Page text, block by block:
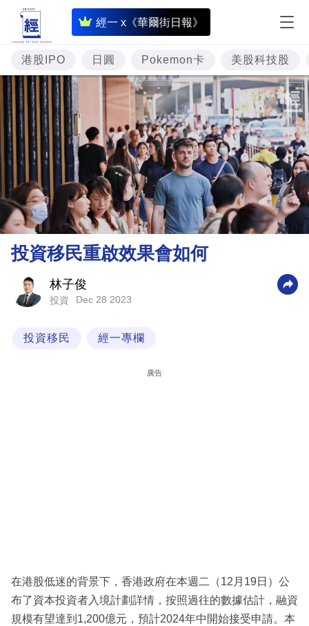
經一 x《華爾街日報》
即
時
財
經
投
樓
市
理
財
商
業
閱
專
區
港股IPO 日圓 Pokemon卡 美股科技股
投資移民重啟效果會如何
林子俊
投資 Dec 28 2023
投資移民 經一專欄
廣告
在港股低迷的背景下，香港政府在本週二（12月19日）公
布了資本投資者入境計劃詳情，按照過往的數據估計，融資
規模有望達到1,200億元，預計2024年中開始接受申請。本